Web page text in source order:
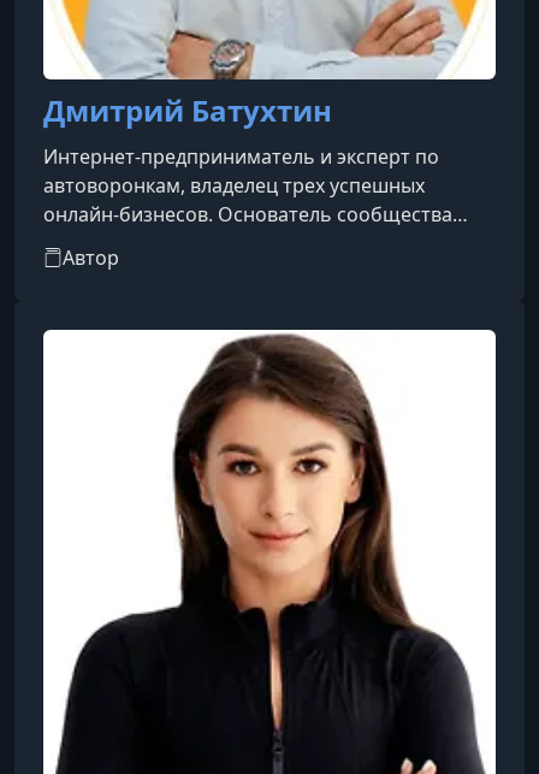
Дмитрий Батухтин
Интернет-предприниматель и эксперт по
автоворонкам, владелец трех успешных
онлайн-бизнесов. Основатель сообщества
«Бизнес на партнерках», где обучаю
эффективным стратегиям заработка в
5 миллионов рублей, применяя проверенные
методики и инструменты. Помогаю людям
обрести финансовую независимость,
передавая только те стратегии, которые
протестировал сам и которые действительно
Автор